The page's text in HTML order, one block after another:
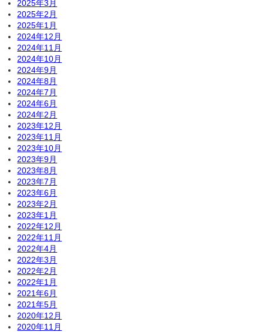
2025年3月
2025年2月
2025年1月
2024年12月
2024年11月
2024年10月
2024年9月
2024年8月
2024年7月
2024年6月
2024年2月
2023年12月
2023年11月
2023年10月
2023年9月
2023年8月
2023年7月
2023年6月
2023年2月
2023年1月
2022年12月
2022年11月
2022年4月
2022年3月
2022年2月
2022年1月
2021年6月
2021年5月
2020年12月
2020年11月